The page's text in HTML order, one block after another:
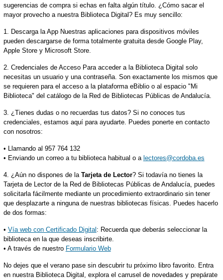
sugerencias de compra si echas en falta algún título. ¿Cómo sacar el
mayor provecho a nuestra Biblioteca Digital? Es muy sencillo:
1. Descarga la App Nuestras aplicaciones para dispositivos móviles
pueden descargarse de forma totalmente gratuita desde Google Play,
Apple Store y Microsoft Store.
2. Credenciales de Acceso Para acceder a la Biblioteca Digital solo
necesitas un usuario y una contraseña. Son exactamente los mismos que
se requieren para el acceso a la plataforma eBiblio o al espacio "Mi
Biblioteca" del catálogo de la Red de Bibliotecas Públicas de Andalucía.
3. ¿Tienes dudas o no recuerdas tus datos? Si no conoces tus
credenciales, estamos aquí para ayudarte. Puedes ponerte en contacto
con nosotros:
• Llamando al 957 764 132
• Enviando un correo a tu biblioteca habitual o a lectores@cordoba.es
4. ¿Aún no dispones de la Tarjeta de Lector? Si todavía no tienes la
Tarjeta de Lector de la Red de Bibliotecas Públicas de Andalucía, puedes
solicitarla fácilmente mediante un procedimiento extraordinario sin tener
que desplazarte a ninguna de nuestras bibliotecas físicas. Puedes hacerlo
de dos formas:
• Vía web con Certificado Digital : Recuerda que deberás seleccionar la
biblioteca en la que deseas inscribirte.
• A través de nuestro Formulario Web
No dejes que el verano pase sin descubrir tu próximo libro favorito. Entra
en nuestra Biblioteca Digital, explora el carrusel de novedades y prepárate